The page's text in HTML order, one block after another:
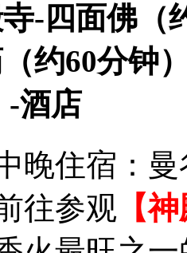
-四面佛（
约60分钟
-酒店
晚住宿：
往参观 【